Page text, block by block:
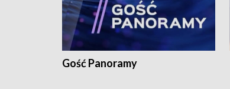
Gość Panoramy